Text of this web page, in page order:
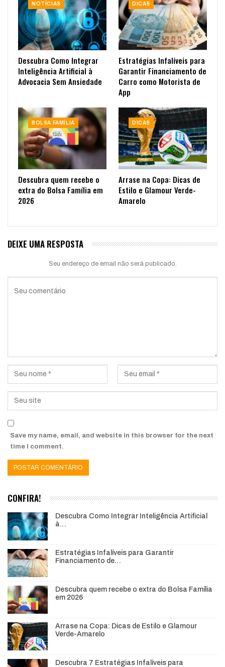
NOTÍCIAS
Descubra Como Integrar
Inteligência Artificial à
Advocacia Sem Ansiedade
DICAS
Estratégias Infalíveis para
Garantir Financiamento de
Carro como Motorista de
App
BOLSA FAMÍLIA
Descubra quem recebe o
extra do Bolsa Família em
2026
DICAS
Arrase na Copa: Dicas de
Estilo e Glamour Verde-
Amarelo
DEIXE UMA RESPOSTA
Seu endereço de email não será publicado.
Save my name, email, and website in this browser for the next
time I comment.
CONFIRA!
Descubra Como Integrar Inteligência Artificial
à…
Estratégias Infalíveis para Garantir
Financiamento de…
Descubra quem recebe o extra do Bolsa Família
em 2026
Arrase na Copa: Dicas de Estilo e Glamour
Verde-Amarelo
Descubra 7 Estratégias Infalíveis para